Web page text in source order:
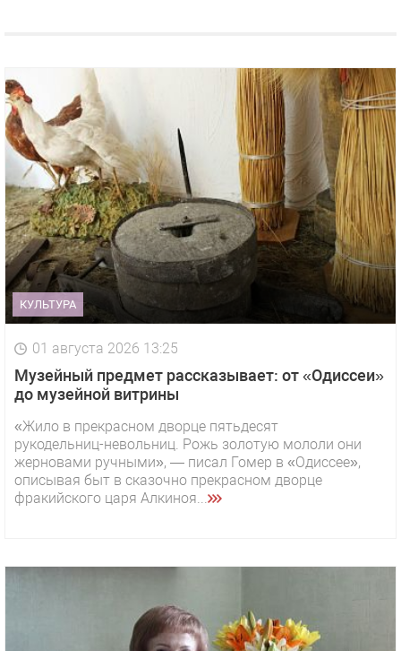
КУЛЬТУРА
01 августа 2026 13:25
Музейный предмет рассказывает: от «Одиссеи»
до музейной витрины
«Жило в прекрасном дворце пятьдесят
рукодельниц-невольниц. Рожь золотую мололи они
жерновами ручными», — писал Гомер в «Одиссее»,
описывая быт в сказочно прекрасном дворце
фракийского царя Алкиноя...